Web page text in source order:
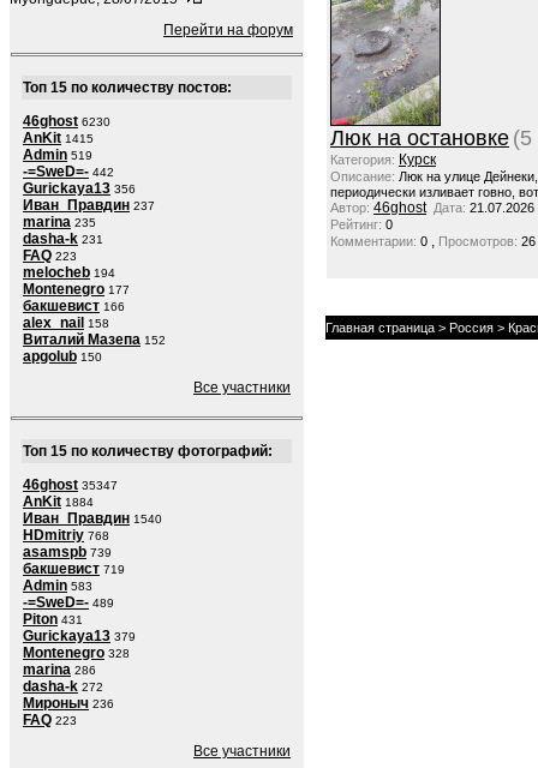
Перейти на форум
Топ 15 по количеству постов:
46ghost 6230
AnKit 1415
Admin 519
-=SweD=- 442
Gurickaya13 356
Иван_Правдин 237
marina 235
dasha-k 231
FAQ 223
melocheb 194
Montenegro 177
бакшевист 166
alex_nail 158
Виталий Мазепа 152
apgolub 150
Все участники
Топ 15 по количеству фотографий:
46ghost 35347
AnKit 1884
Иван_Правдин 1540
HDmitriy 768
asamspb 739
бакшевист 719
Admin 583
-=SweD=- 489
Piton 431
Gurickaya13 379
Montenegro 328
marina 286
dasha-k 272
Мироныч 236
FAQ 223
Все участники
Люк на остановке (5
Категория: Курск
Описание: Люк на улице
периодически изливает говно,
Автор: 46ghost Дата: 21.07.2026
Рейтинг: 0
Комментарии: 0 , Просмотров: 26
Главная страница > Россия >